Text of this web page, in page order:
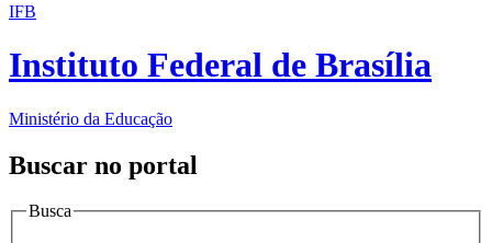
IFB
Instituto Federal de Brasília
Ministério da Educação
Buscar no portal
Busca